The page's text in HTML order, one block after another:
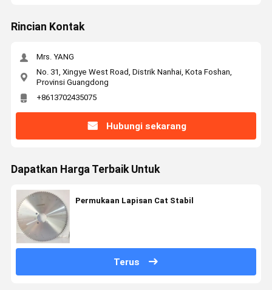
Rincian Kontak
Mrs. YANG
No. 31, Xingye West Road, Distrik Nanhai, Kota Foshan,
Provinsi Guangdong
+8613702435075
Hubungi sekarang
Dapatkan Harga Terbaik Untuk
Permukaan Lapisan Cat Stabil
Terus